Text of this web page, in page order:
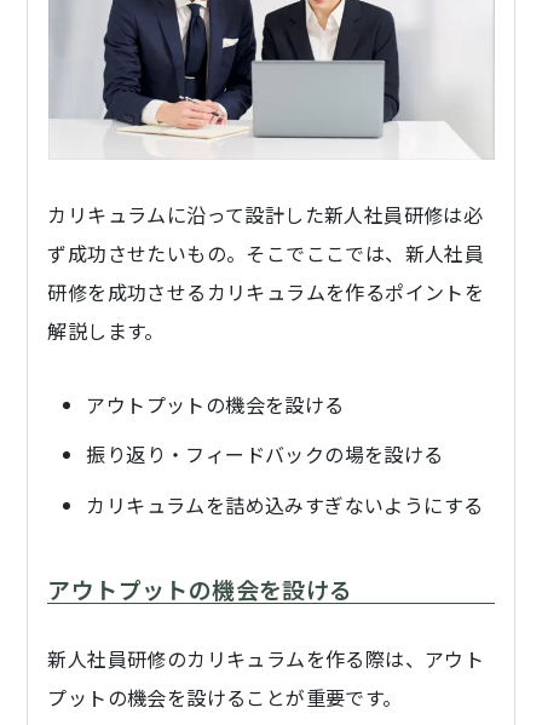
カリキュラムに沿って設計した新人社員研修は必
ず成功させたいもの。そこでここでは、新人社員
研修を成功させるカリキュラムを作るポイントを
解説します。
アウトプットの機会を設ける
振り返り・フィードバックの場を設ける
カリキュラムを詰め込みすぎないようにする
アウトプットの機会を設ける
新人社員研修のカリキュラムを作る際は、アウト
プットの機会を設けることが重要です。